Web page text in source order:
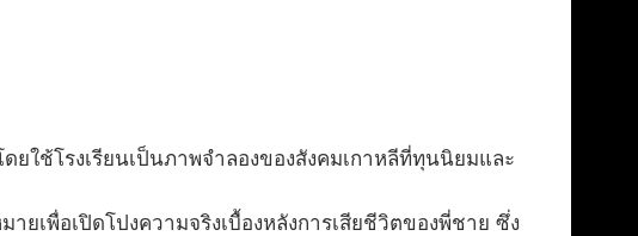
ใช้โรงเรียนเป็นภาพจำลองของสังคมเกาหลีที่ทุนนิยมและ
ยเพื่อเปิดโปงความจริงเบื้องหลังการเสียชีวิตของพี่ชาย ซึ่ง